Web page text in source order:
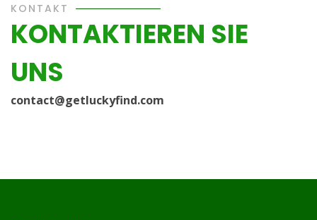
KONTAKT
KONTAKTIEREN SIE
UNS
contact@getluckyfind.com